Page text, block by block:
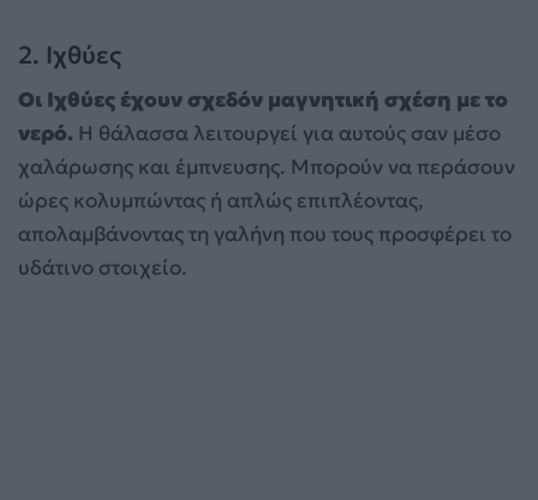
2. Ιχθύες
Οι Ιχθύες έχουν σχεδόν μαγνητική σχέση με το
νερό. Η θάλασσα λειτουργεί για αυτούς σαν μέσο
χαλάρωσης και έμπνευσης. Μπορούν να περάσουν
ώρες κολυμπώντας ή απλώς επιπλέοντας,
απολαμβάνοντας τη γαλήνη που τους προσφέρει το
υδάτινο στοιχείο.